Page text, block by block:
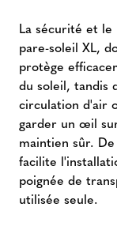
La sécurité et
pare-soleil XL,
protège
du soleil, tandis
circulation d'air
garder un œil
maintien sûr.
facilite
poignée de
utilisée seule.